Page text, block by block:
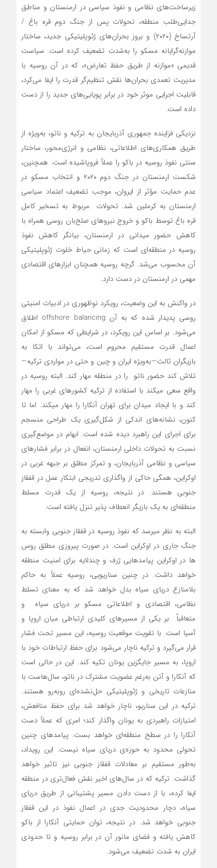
زیرساخت‌های نظامی و نفوذ سیاسی در ارمنستان و مناطق
جدایی‌طلب منطقه، تحولات پس از جنگ دوم قره باغ /
آرتساخ (۲۰۲۰) و بروز بحران‌های ژئوپلیتیکی جدید، ساختار
موازنه‌گرایانه مسکو را به‌شدت تضعیف کرده است. سیاست
قدیمی «موازنه از طریق حفظ تعارض»، که در آن روسیه با
مدیریت تعمدی بحران‌ها نقش تنظیم‌گر قدرت را ایفا می‌کرد،
قابلیت اجرایی موثر خود در برابر پویایی‌های جدید را از دست
داده است.
نزدیکی فزاینده جمهوری آذربایجان به ترکیه و ناتو، به‌ویژه از
طریق همکاری‌های اطلاعاتی، نظامی و انرژی‌محور، ساختار
سنتی نفوذ روسیه در باکو را عملاً فروپاشیده است. همچنین،
شکست ارمنستان در جنگ دوم ۲۰۲۰ و انتخاب مسکو در
عدم حمایت مؤثر از ایروان، موجب تضعیف اعتماد سیاسی
ارمنستان به کرملین شد. تحولات مربوط به تسخیر کامل
قره باغ توسط باکو و خروج نیروهای صلح‌بان روسی همراه با
کاهش حضور میدانی در ارمنستان، بیانگر کاهش نفوذ
روسیه در منطقه‌ای است که زمانی حیاط خلوت ژئوپلیتیکی
آن محسوب می‌شد. گرچه روسیه همچنان ابزارهای اقتصادی
مهمی در ارمنستان در دست دارد.
در واکنش به این وضعیت، رویکرد نوظهوری در ادبیات امنیتی
روسی پدیدار شده که به آن offshore balancing اطلاق
می‌شود. بر اساس این رویکرد، در شرایطی که مسکو از امکان
اعمال قدرت مستقیم محروم است، می‌تواند با اتکا به
بازیگران ثالث—به‌ویژه ایران و چین و حتی در مواردی ترکیه—
تلاش کند حضور ناتو را در منطقه مهار کند. البته روسیه در
واقع سعی میکند با استفاده از ترکیه کشورهای غربی را مهار
کند و با ایجاد میدان برای تهران آنکارا را مهار میکند. اما تا
کنون، نشانه‌های اندکی از شکل‌گیری یک طراحی منسجم
برای اجرای این راهبرد دیده شده است. ابهام در موضع‌گیری
نسبت به تحولات داخلی ارمنستان، انفعال در برابر فشارهای
سیاسی و نظامی آذربایجان، و تمرکز مطلق بر جبهه غربی در
اوکراین، همگی حاکی از واگذاری تدریجی ابتکار عمل در قفقاز
جنوبی هستند. در نتیجه، روسیه از یک قدرت مسلط
منطقه‌ای به یک بازیگر انعطاف پذیر تنزل یافته است.
البته به نظر میرسد که نفوذ روسیه در قفقاز جنوبی وابسته به
جنگ جاری در اوکراین است. در صورت پیروزی مطلق روس
ها در اوکراین پیامدهایی ژرف و چندلایه برای امنیت منطقه
خواهد داشت. در چنین سناریویی، روسیه عملاً به حاکم
بلامنازع دریای سیاه بدل خواهد شد که به معنای تسلط
نظامی، اقتصادی و اطلاعاتی مسکو بر دریای سیاه و
متعاقباً بر یکی از مسیرهای کلیدی ارتباطی میان اروپا و
آسیا است. با تقویت موقعیت روسیه، این مسیر تحت فشار
قرار می‌گیرد و ترکیه ناچار می‌شود برای حفظ ارتباطات خود با
اروپا، به مسیر جایگزین یونان تکیه کند. این در حالی است
که آنکارا و آتن به‌رغم عضویت مشترک در ناتو، سال‌هاست با
منازعات تاریخی و ژئوپلیتیکی حل‌نشده‌ای روبه‌رو هستند.
ترکیه در این سناریو، ناچار خواهد شد برای حفظ منافعش،
امتیازات راهبردی به یونان واگذار کند؛ امری که عملاً دست
آنکارا را در سطح منطقه‌ای خواهد بست. پیامدهای چنین
تحولی محدود به حوزه‌ی دریای سیاه نیست. این رویداد،
به‌طور مستقیم بر معادلات قفقاز جنوبی نیز تاثیر خواهد
گذاشت. ترکیه که در سال‌های اخیر نقش فعال‌تری در منطقه‌
ایفا کرده، با از دست دادن مسیر پشتیبانی از طریق دریای
سیاه، دچار محدودیت جدی در اعمال نفوذ در این قفقاز
جنوبی خواهد شد. در نتیجه، توان حمایتی آنکارا از باکو
کاهش یافته و فضای مانور آن در برابر روسیه و تا حدودی
ایران به شدت تضعیف می‌شود.